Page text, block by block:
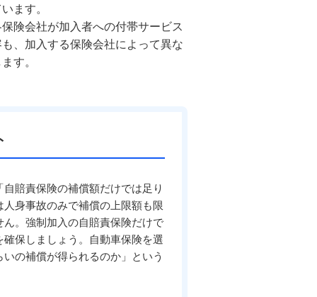
ます。
険会社が加入者への付帯サービス
、加入する保険会社によって異な
す。
賠責保険の補償額だけでは足り
身事故のみで補償の上限額も限
。強制加入の自賠責保険だけで
保しましょう。自動車保険を選
の補償が得られるのか」という